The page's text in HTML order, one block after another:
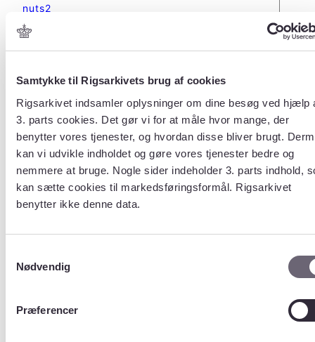
Samtykke til Rigsarkivets brug af cookies
Rigsarkivet indsamler oplysninger om dine besøg ved hjælp
3. parts cookies. Det gør vi for at måle hvor mange, der
benytter vores tjenester, og hvordan disse bliver brugt.
kan vi udvikle indholdet og gøre vores tjenester bedre og
nemmere at bruge. Nogle sider indeholder 3. parts indhold,
kan sætte cookies til markedsføringsformål. Rigsarkivet
benytter ikke denne data.
Nødvendig
Præferencer
nuts2
nuts3
snap
split
comment
convert
fuel_grp
nuts0
snapsbgr
lps_defy
media
pol_grp
Snap_grp